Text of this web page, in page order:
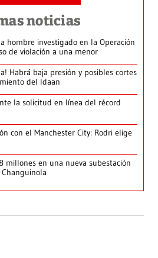
noticias
hombre investigado en la Operación
de violación a una menor
Habrá baja presión y posibles cortes
del Idaan
la solicitud en línea del récord
con el Manchester City: Rodri elige
millones en una nueva subestación